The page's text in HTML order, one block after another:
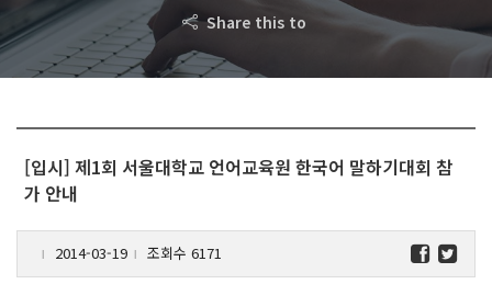
Share this to
[입시] 제1회 서울대학교 언어교육원 한국어 말하기대회 참
가 안내
l 2014-03-19 l 조회수 6171